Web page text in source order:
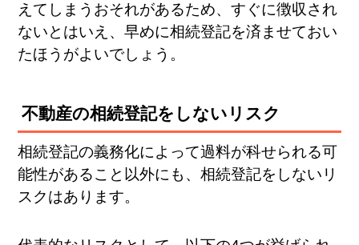
えてしまうおそれがあるため、すぐに徴収され
ないとはいえ、早めに相続登記を済ませておい
たほうがよいでしょう。
不動産の相続登記をしないリスク
相続登記の義務化によって過料が科せられる可
能性があること以外にも、相続登記をしないリ
スクはあります。